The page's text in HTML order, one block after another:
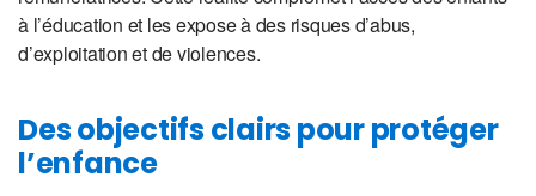
à l’éducation et les expose à des risques d’abus,
d’exploitation et de violences.
Des objectifs clairs pour protéger
l’enfance